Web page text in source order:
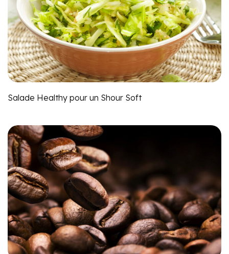
Salade Healthy pour un Shour Soft